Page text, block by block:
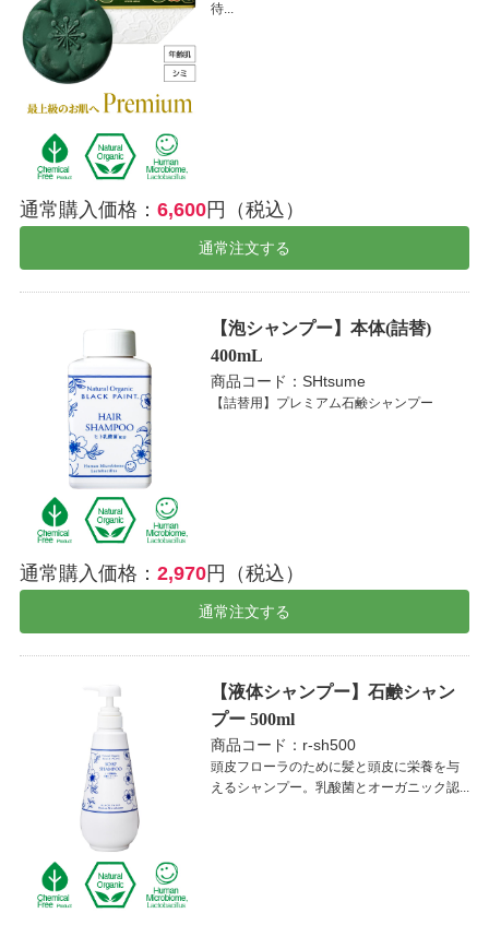
待...
通常購入価格： 6,600円（税込）
通常注文する
【泡シャンプー】本体(詰替)
400mL
商品コード：SHtsume
【詰替用】プレミアム石鹸シャンプー
通常購入価格： 2,970円（税込）
通常注文する
【液体シャンプー】石鹸シャン
プー 500ml
商品コード：r-sh500
頭皮フローラのために髪と頭皮に栄養を与
えるシャンプー。乳酸菌とオーガニック認...